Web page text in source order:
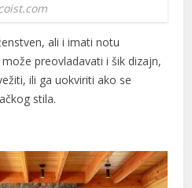
ali i imati notu
preovladavati i šik dizajn,
ili ga uokviriti ako se
stila.